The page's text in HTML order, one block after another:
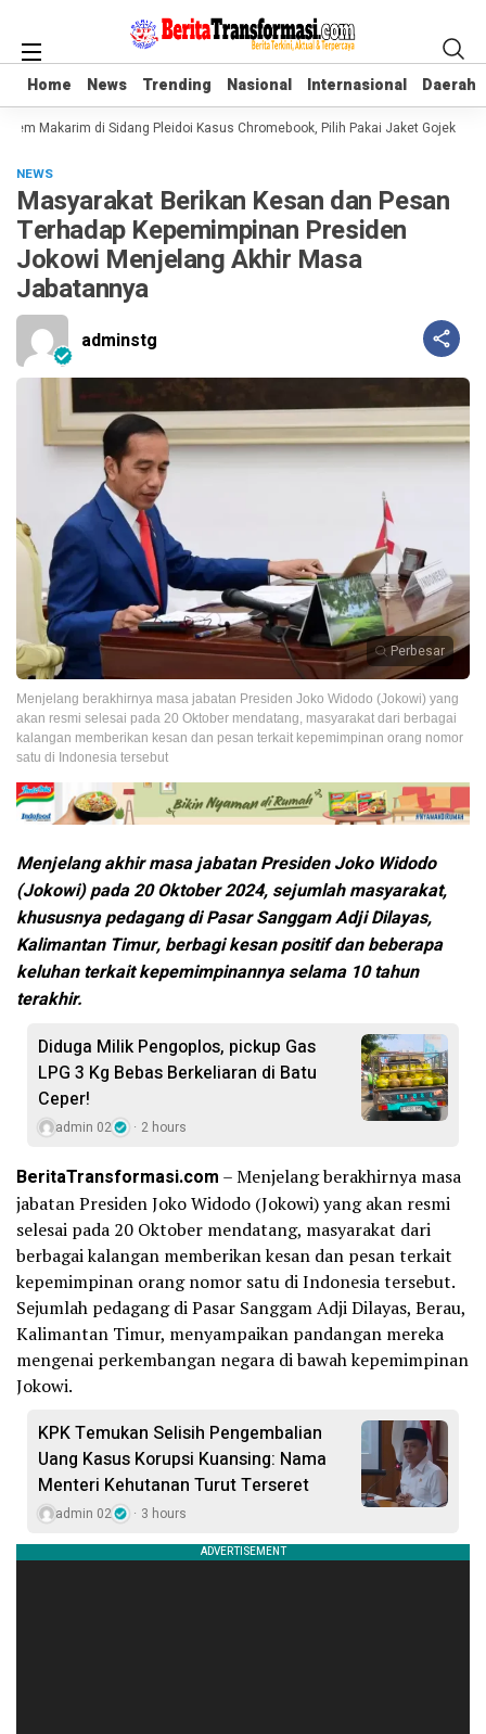
Home News Trending Nasional Internasional Daerah
Home News Trending Nasional Internasional Daerah
Makarim di Sidang Pleidoi Kasus Chromebook, Pilih Pakai Jaket Gojek
NEWS
Masyarakat Berikan Kesan dan Pesan
Terhadap Kepemimpinan Presiden
Jokowi Menjelang Akhir Masa
Jabatannya
adminstg
Perbesar
Menjelang berakhirnya masa jabatan Presiden Joko Widodo (Jokowi) yang
akan resmi selesai pada 20 Oktober mendatang, masyarakat dari berbagai
kalangan memberikan kesan dan pesan terkait kepemimpinan orang nomor
satu di Indonesia tersebut
Menjelang akhir masa jabatan Presiden Joko Widodo
(Jokowi) pada 20 Oktober 2024, sejumlah masyarakat,
khususnya pedagang di Pasar Sanggam Adji Dilayas,
Kalimantan Timur, berbagi kesan positif dan beberapa
keluhan terkait kepemimpinannya selama 10 tahun
terakhir.
Diduga Milik Pengoplos, pickup Gas
LPG 3 Kg Bebas Berkeliaran di Batu
Ceper!
admin 02 2 hours
BeritaTransformasi.com – Menjelang berakhirnya masa
jabatan Presiden Joko Widodo (Jokowi) yang akan resmi
selesai pada 20 Oktober mendatang, masyarakat dari
berbagai kalangan memberikan kesan dan pesan terkait
kepemimpinan orang nomor satu di Indonesia tersebut.
Sejumlah pedagang di Pasar Sanggam Adji Dilayas, Berau,
Kalimantan Timur, menyampaikan pandangan mereka
mengenai perkembangan negara di bawah kepemimpinan
Jokowi.
KPK Temukan Selisih Pengembalian
Uang Kasus Korupsi Kuansing: Nama
Menteri Kehutanan Turut Terseret
admin 02 3 hours